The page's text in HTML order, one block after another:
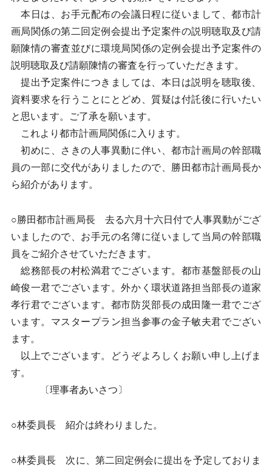
本日は、お手元配布の会議日程に従いまして、都市計
画局関係の第二回定例会提出予定案件の説明聴取及び請
願陳情の審査並びに環境局関係の定例会提出予定案件の
説明聴取及び請願陳情の審査を行っていただきます。
提出予定案件につきましては、本日は説明を聴取後、
資料要求を行うことにとどめ、質疑は付託後に行いたい
と思います。ご了承を願います。
これより都市計画局関係に入ります。
初めに、さきの人事異動に伴い、都市計画局の幹部職
員の一部に交代がありましたので、勝田都市計画局長か
ら紹介があります。
○勝田都市計画局長 去る六月十六日付で人事異動がござ
いましたので、お手元の名簿に従いまして当局の幹部職
員をご紹介させていただきます。
総務部長の村松満君でございます。都市基盤部長の山
崎俊一君でございます。外かく環状道路担当部長の道家
孝行君でございます。都市防災部長の成田隆一君でござ
います。マスタープラン担当参事の金子敏夫君でござい
ます。
以上でございます。どうぞよろしくお願い申し上げま
す。
〔理事者あいさつ〕
○林委員長 紹介は終わりました。
○林委員長 次に、第二回定例会に提出を予定しておりま